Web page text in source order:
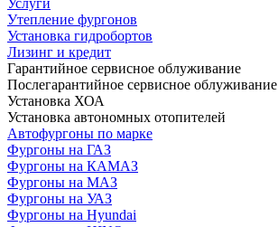
Утепление фургонов
Установка гидробортов
Лизинг и кредит
Гарантийное сервисное облуживание
Послегарантийное сервисное облуживание
Установка ХОА
Установка автономных отопителей
Автофургоны по марке
Фургоны на ГАЗ
Фургоны на КАМАЗ
Фургоны на МАЗ
Фургоны на УАЗ
Фургоны на Hyundai